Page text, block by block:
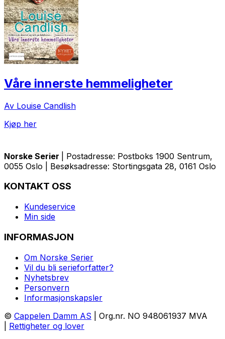
Våre innerste hemmeligheter
Av Louise Candlish
Kjøp her
Norske Serier
| Postadresse: Postboks 1900 Sentrum,
0055 Oslo | Besøksadresse: Stortingsgata 28, 0161 Oslo
KONTAKT OSS
Kundeservice
Min side
INFORMASJON
Om Norske Serier
Vil du bli serieforfatter?
Nyhetsbrev
Personvern
Informasjonskapsler
© Cappelen Damm AS | Org.nr. NO 948061937 MVA
Rettigheter og lover